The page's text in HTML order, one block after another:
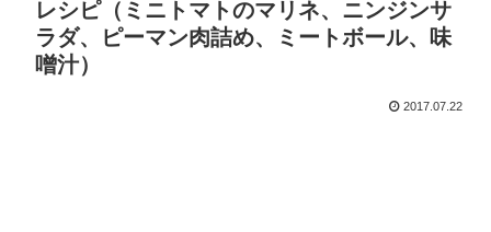
レシピ（ミニトマトのマリネ、ニンジンサ
ラダ、ピーマン肉詰め、ミートボール、味
噌汁）
2017.07.22